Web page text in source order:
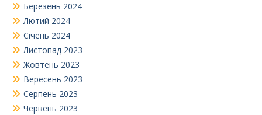
Березень 2024
Лютий 2024
Січень 2024
Листопад 2023
Жовтень 2023
Вересень 2023
Серпень 2023
Червень 2023